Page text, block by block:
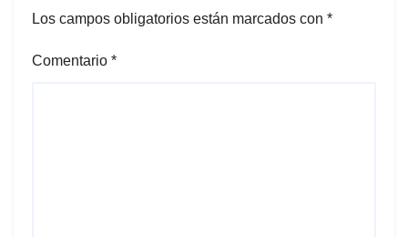
Los campos obligatorios están marcados con *
Comentario *